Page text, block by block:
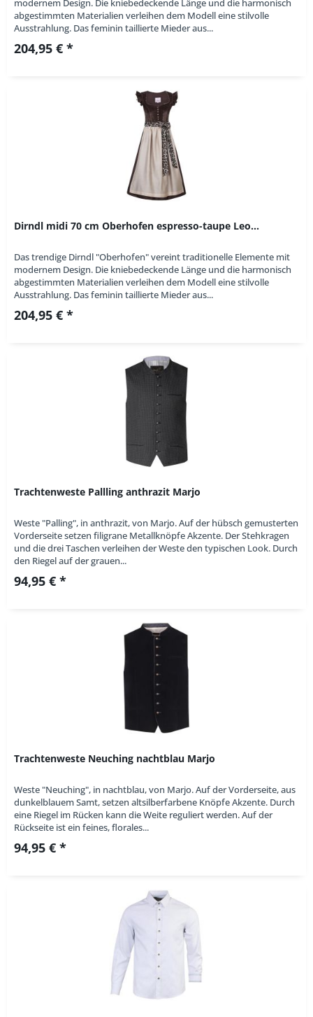
modernem Design. Die kniebedeckende Länge und die harmonisch
abgestimmten Materialien verleihen dem Modell eine stilvolle
Ausstrahlung. Das feminin taillierte Mieder aus...
204,95 € *
Dirndl midi 70 cm Oberhofen espresso-taupe Leo...
Das trendige Dirndl "Oberhofen" vereint traditionelle Elemente mit
modernem Design. Die kniebedeckende Länge und die harmonisch
abgestimmten Materialien verleihen dem Modell eine stilvolle
Ausstrahlung. Das feminin taillierte Mieder aus...
204,95 € *
Trachtenweste Pallling anthrazit Marjo
Weste "Palling", in anthrazit, von Marjo. Auf der hübsch gemusterten
Vorderseite setzen filigrane Metallknöpfe Akzente. Der Stehkragen
und die drei Taschen verleihen der Weste den typischen Look. Durch
den Riegel auf der grauen...
94,95 € *
Trachtenweste Neuching nachtblau Marjo
Weste "Neuching", in nachtblau, von Marjo. Auf der Vorderseite, aus
dunkelblauem Samt, setzen altsilberfarbene Knöpfe Akzente. Durch
eine Riegel im Rücken kann die Weite reguliert werden. Auf der
Rückseite ist ein feines, florales...
94,95 € *